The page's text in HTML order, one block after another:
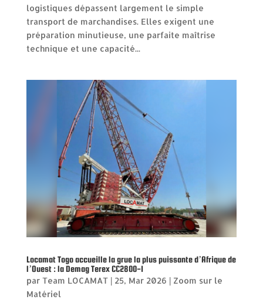
logistiques dépassent largement le simple
transport de marchandises. Elles exigent une
préparation minutieuse, une parfaite maîtrise
technique et une capacité...
Locamat Togo accueille la grue la plus puissante d’Afrique de
l’Ouest : la Demag Terex CC2800-1
par Team LOCAMAT| 25, Mar 2026 | Zoom sur le
Matériel